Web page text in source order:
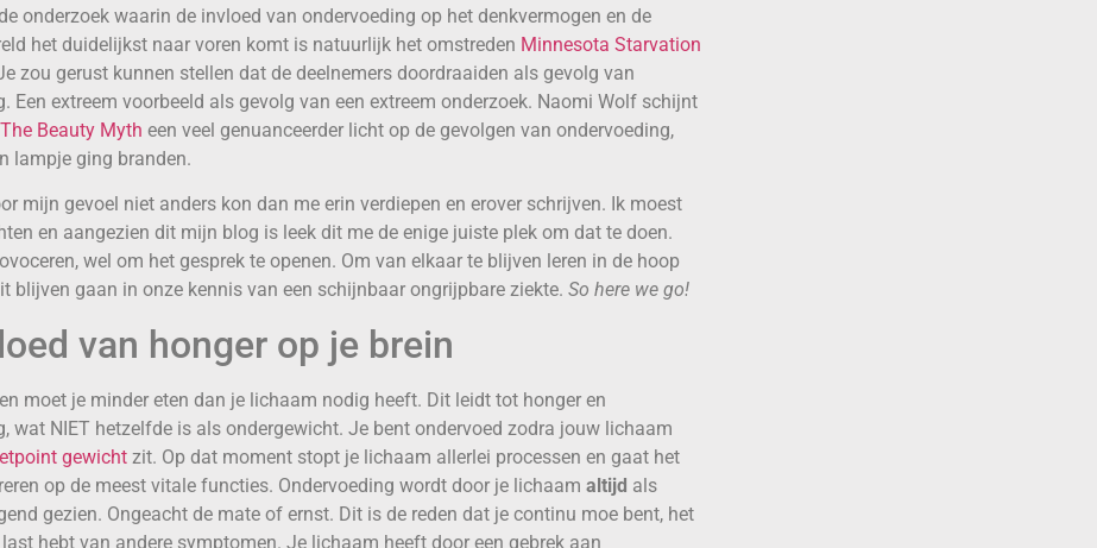
onderzoek waarin de invloed van ondervoeding op het denkvermogen en de
het duidelijkst naar voren komt is natuurlijk het omstreden Minnesota Starvation
zou gerust kunnen stellen dat de deelnemers doordraaiden als gevolg van
Een extreem voorbeeld als gevolg van een extreem onderzoek. Naomi Wolf schijnt
The Beauty Myth een veel genuanceerder licht op de gevolgen van ondervoeding,
lampje ging branden.
mijn gevoel niet anders kon dan me erin verdiepen en erover schrijven. Ik moest
en aangezien dit mijn blog is leek dit me de enige juiste plek om dat te doen.
wel om het gesprek te openen. Om van elkaar te blijven leren in de hoop
blijven gaan in onze kennis van een schijnbaar ongrijpbare ziekte. So here we go!
van honger op je brein
moet je minder eten dan je lichaam nodig heeft. Dit leidt tot honger en
wat NIET hetzelfde is als ondergewicht. Je bent ondervoed zodra jouw lichaam
gewicht zit. Op dat moment stopt je lichaam allerlei processen en gaat het
op de meest vitale functies. Ondervoeding wordt door je lichaam altijd als
gezien. Ongeacht de mate of ernst. Dit is de reden dat je continu moe bent, het
hebt van andere symptomen. Je lichaam heeft door een gebrek aan